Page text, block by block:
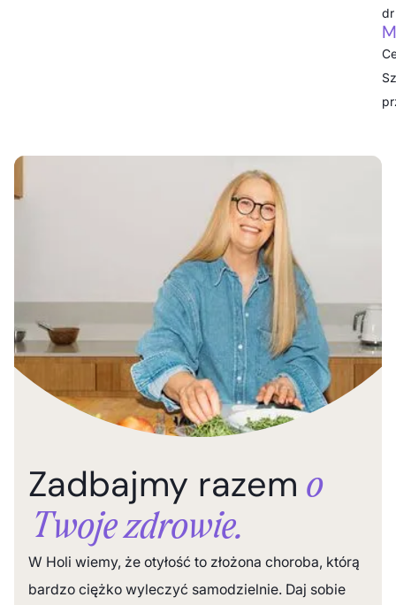
dr
Zadbajmy razemo
Twoje zdrowie.
W Holi wiemy, że otyłość to złożona choroba, którą
bardzo ciężko wyleczyć samodzielnie. Daj sobie